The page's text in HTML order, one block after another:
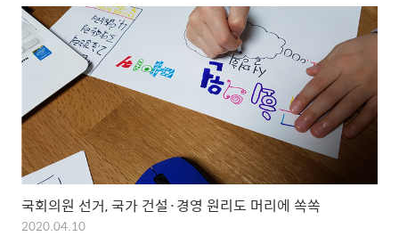
국회의원 선거, 국가 건설·경영 원리도 머리에 쏙쏙
2020.04.10